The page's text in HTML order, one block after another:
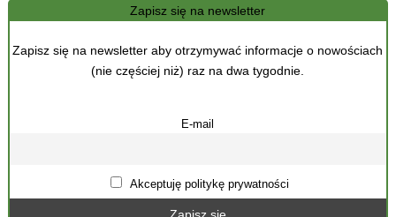
Zapisz się na newsletter
Zapisz się na newsletter aby otrzymywać informacje o nowościach
(nie częściej niż) raz na dwa tygodnie.
E-mail
Akceptuję politykę prywatności